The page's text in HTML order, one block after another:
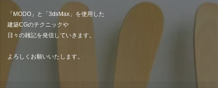
「MODO」と「3dsMax」を使用した
建築CGのテクニックや
日々の雑記を発信していきます。
よろしくお願いいたします。